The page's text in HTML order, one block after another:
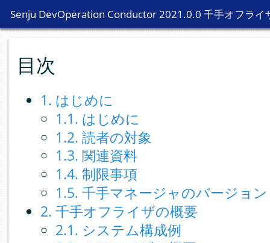
Senju DevOperation Conductor 2021.0.0 千手オフライ
目次
1. はじめに
1.1. はじめに
1.2. 読者の対象
1.3. 関連資料
1.4. 制限事項
1.5. 千手マネージャのバージョン
2. 千手オフライザの概要
2.1. システム構成例
Senju DevOperation Conductor 2021.0.0 千手オフライ